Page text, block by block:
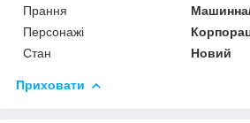
Прання
Персонажі
Стан
Новий
Приховати